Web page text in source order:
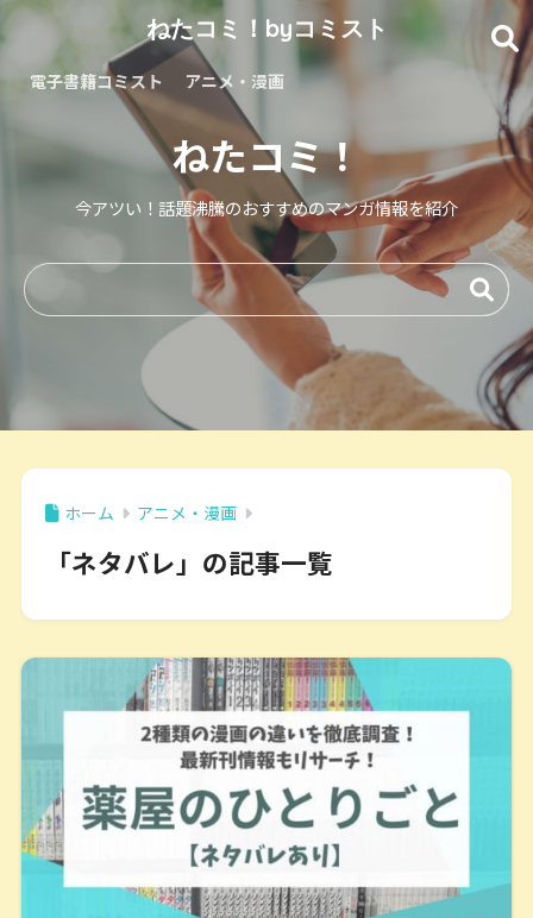
ねたコミ！byコミスト
電子書籍コミスト アニメ・漫画
ねたコミ！
今アツい！話題沸騰のおすすめのマンガ情報を紹介
ホーム アニメ・漫画
「ネタバレ」の記事一覧